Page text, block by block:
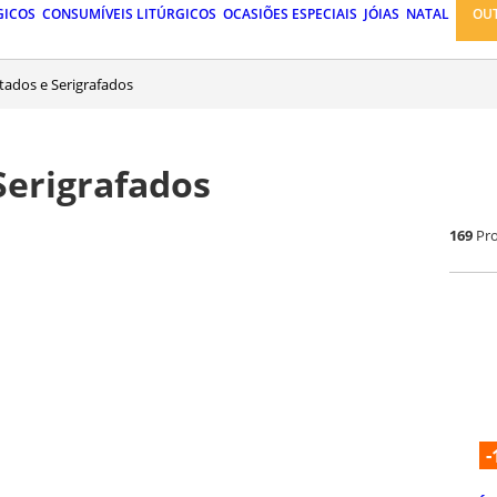
CONSUMÍVEIS LITÚRGICOS OCASIÕES ESPECIAIS JÓIAS NATAL
e Serigrafados
169
-